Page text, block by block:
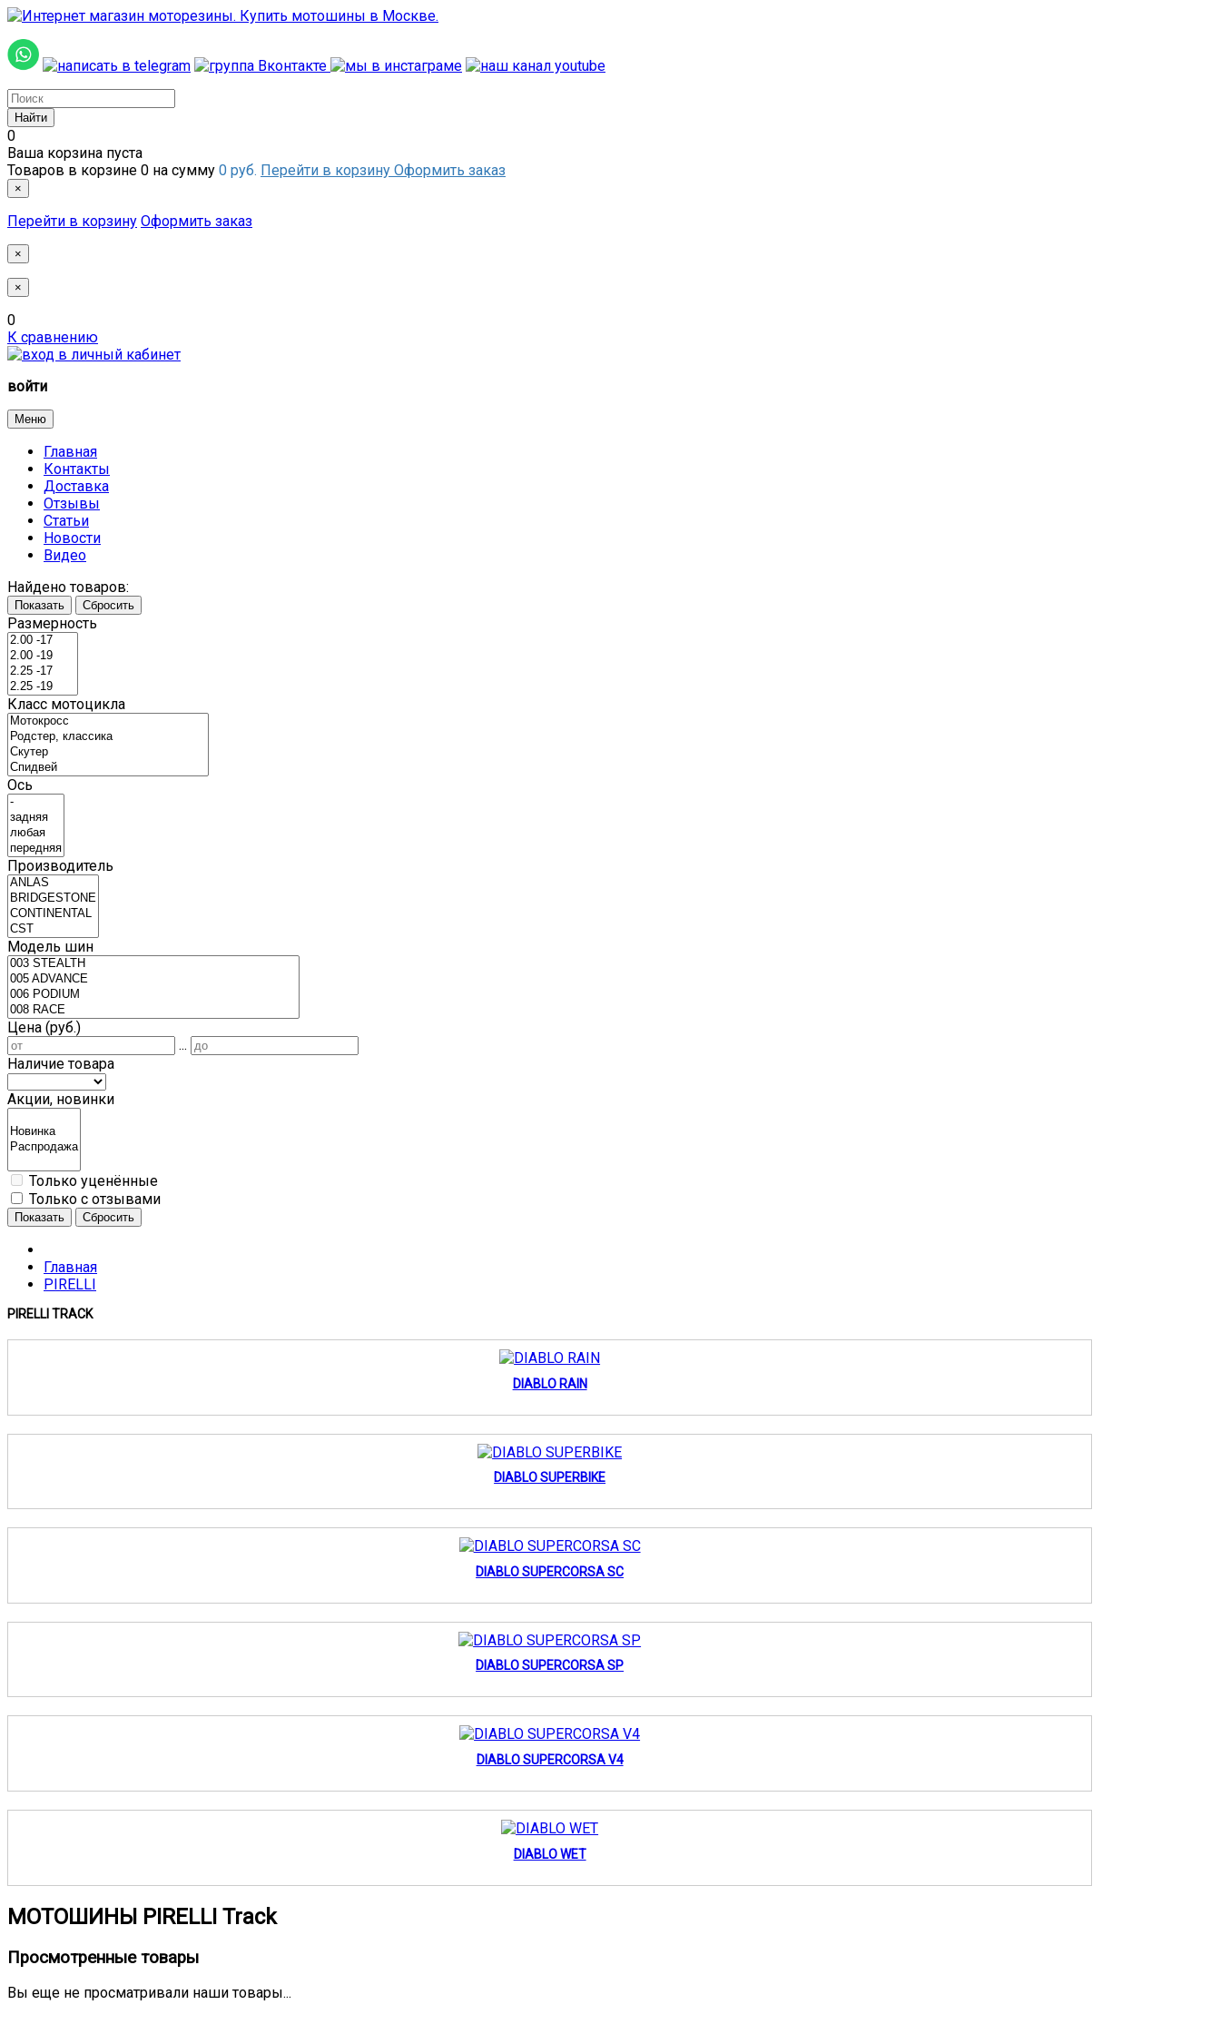
0
Ваша корзина пуста
Товаров в корзине 0 на сумму 0 руб. Перейти в корзину Оформить заказ
×
Перейти в корзину Оформить заказ
×
×
0
К сравнению
войти
Меню
Главная
Контакты
Доставка
Отзывы
Статьи
Новости
Видео
Найдено товаров:
Показать Сбросить
Размерность
Класс мотоцикла
Ось
Производитель
Модель шин
Цена (руб.)
...
Наличие товара
Акции, новинки
Только уценённые
Только с отзывами
Показать Сбросить
Главная
PIRELLI
PIRELLI TRACK
DIABLO RAIN
DIABLO SUPERBIKE
DIABLO SUPERCORSA SC
DIABLO SUPERCORSA SP
DIABLO SUPERCORSA V4
DIABLO WET
МОТОШИНЫ PIRELLI Track
Просмотренные товары
Вы еще не просматривали наши товары...